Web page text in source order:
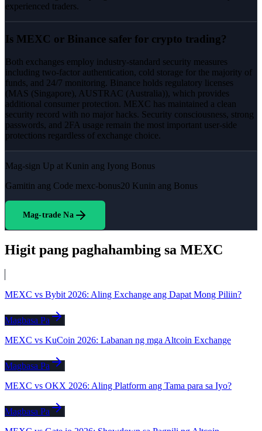
experienced traders.
Is MEXC or Binance safer for crypto trading?
Both exchanges employ industry-standard security measures
including two-factor authentication, cold storage for the majority of
funds, and 24/7 monitoring. Binance holds regulatory licenses
(MAS (Singapore), AUSTRAC (Australia)), which provides
additional consumer protection. MEXC has maintained a clean
security record with no major hacks. Security consciousness, strong
passwords, and 2FA usage remain the most important user-side
protections regardless of exchange choice.
Mag-sign Up at Kunin ang Iyong Bonus
Gamitin ang Code mexc-bonus20 Kunin ang Bonus
Mag-trade Na
Higit pang paghahambing sa MEXC
MEXC vs Bybit 2026: Aling Exchange ang Dapat Mong Piliin?
Magbasa Pa
MEXC vs KuCoin 2026: Labanan ng mga Altcoin Exchange
Magbasa Pa
MEXC vs OKX 2026: Aling Platform ang Tama para sa Iyo?
Magbasa Pa